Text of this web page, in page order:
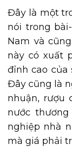
Đây là một
nói trong bài-
Nam và
này có xuất
đỉnh cao của
Đây cũng là
nhuận, rượu
nước
nghiệp nhà
mà giá phải